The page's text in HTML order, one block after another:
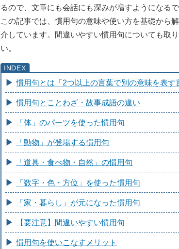
るので、文章にも会話にも深みが増すようになるで
この記事では、慣用句の意味や使い方を基礎から
介しています。間違いやすい慣用句についても取
い。
慣用句とは「2つ以上の言葉で別の意味を表す
慣用句とことわざ・故事成語の違い
「体」のパーツを使った慣用句
「動物」が登場する慣用句
「道具・食べ物・自然」の慣用句
「数字・色・方位」を使った慣用句
「家・暮らし」が元になった慣用句
【要注意】間違いやすい慣用句
慣用句を使いこなすメリット